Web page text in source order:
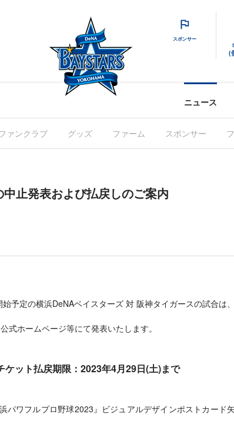
スポンサー
(
ニュース
ァンクラブ グッズ ファーム スポンサー
止発表および払戻しのご案内
予定の横浜DeNAベイスターズ 対 阪神タイガースの試合は
式ホームページ等にて発表いたします。
ケット払戻期限：2023年4月29日(土)まで
パワフルプロ野球2023』ビジュアルデザインポストカード